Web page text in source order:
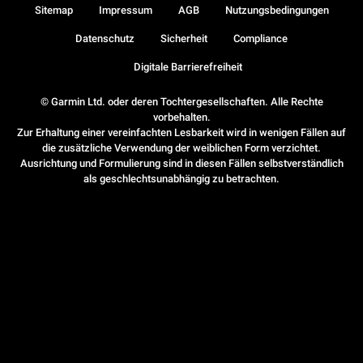
© Garmin Ltd. oder deren Tochtergesellschaften. Alle Rechte
vorbehalten.
Zur Erhaltung einer vereinfachten Lesbarkeit wird in wenigen Fällen auf
die zusätzliche Verwendung der weiblichen Form verzichtet.
Ausrichtung und Formulierung sind in diesen Fällen selbstverständlich
als geschlechtsunabhängig zu betrachten.
Sitemap Impressum AGB Nutzungsbedingungen
Datenschutz Sicherheit Compliance
Digitale Barrierefreiheit